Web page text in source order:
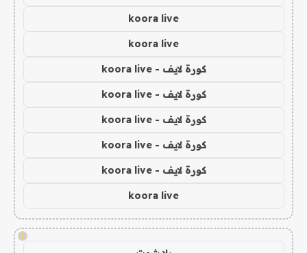
koora live
koora live
كورة لايف - koora live
كورة لايف - koora live
كورة لايف - koora live
كورة لايف - koora live
كورة لايف - koora live
koora live
!